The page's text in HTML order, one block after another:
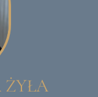
ŻYŁA